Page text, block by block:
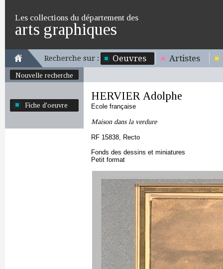
Les collections du département des
arts graphiques
Recherche sur : Oeuvres Artistes
Nouvelle recherche
Fiche d'oeuvre
HERVIER Adolphe
Ecole française
Maison dans la verdure
RF 15838, Recto
Fonds des dessins et miniatures
Petit format